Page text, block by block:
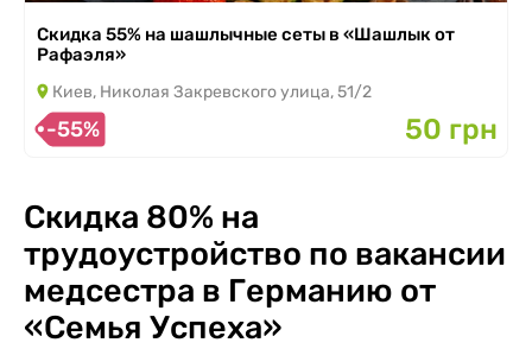
Скидка 55% на шашлычные сеты в «Шашлык от
Рафаэля»
Киев, Николая Закревского улица, 51/2
-55% 50 грн
Скидка 80% на
трудоустройство по вакансии
медсестра в Германию от
«Семья Успеха»